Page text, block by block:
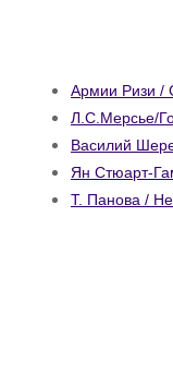
Армии Ризи /
Л.С.Мерсье/
Василий
Ян Стюарт-
Т. Панова /